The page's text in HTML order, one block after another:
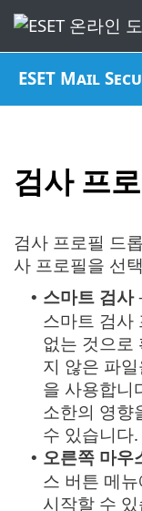
ESET Mail
검사 프
검사 프로필 드
사 프로필을 선
• 스마트 검사
스마트 검사
없는 것으로
지 않은 파
을 사용합니
소한의 영향
수 있습니다.
• 오른쪽 마우
스 버튼 메
시작할 수